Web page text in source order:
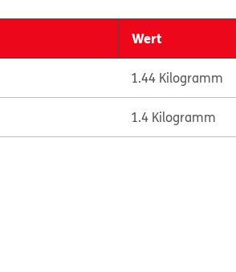
Wert
1.44 Kilogramm
1.4 Kilogramm